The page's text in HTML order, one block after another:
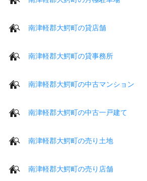
南津軽郡大鰐町の貸店舗
南津軽郡大鰐町の貸事務所
南津軽郡大鰐町の中古マンション
南津軽郡大鰐町の中古一戸建て
南津軽郡大鰐町の売り土地
南津軽郡大鰐町の売り店舗